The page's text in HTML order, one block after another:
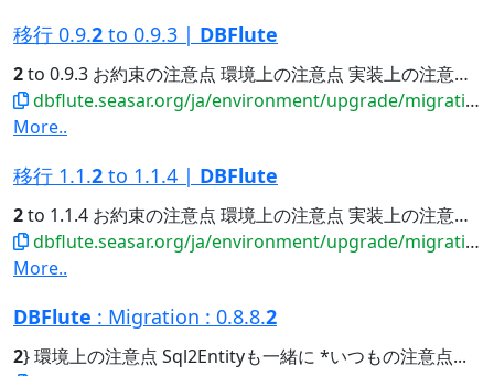
移行 0.9.2 to 0.9.3 | DBFlute
2to 0.9.3 お約束の注意点 環境上の注意点 実装上の注意点...
dbflute.seasar.org/ja/environment/upgrade/migration/migrate0920to0930.html
More..
移行 1.1.2 to 1.1.4 | DBFlute
2to 1.1.4 お約束の注意点 環境上の注意点 実装上の注意点...
dbflute.seasar.org/ja/environment/upgrade/migration/migrate112to114.html
More..
DBFlute : Migration : 0.8.8.2
2} 環境上の注意点 Sql2Entityも一緒に *いつもの注意点...